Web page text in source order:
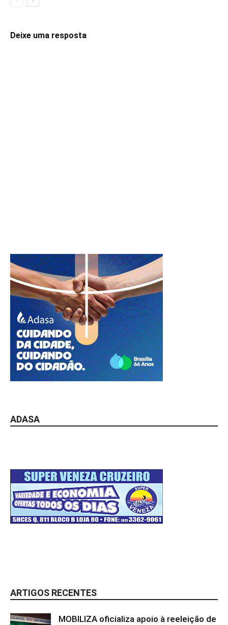
Deixe uma resposta
ADASA
ARTIGOS RECENTES
MOBILIZA oficializa apoio à reeleição de